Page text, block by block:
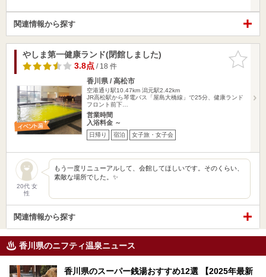
関連情報から探す
お気に入
りに追加
やしま第一健康ランド(閉館しました)
3.8点/ 18 件
香川県 / 高松市
空港通り駅10.47km 潟元駅2.42km
JR高松駅から琴電バス「屋島大橋線」で25分、健康ランド
フロント前下…
営業時間
入浴料金 ～
日帰り 宿泊 女子旅・女子会
20代 女
性
もう一度リニューアルして、会館してほしいです。そのくらい、
素敵な場所でした。✨️
関連情報から探す
香川県のニフティ温泉ニュース
香川県のスーパー銭湯おすすめ12選 【2025年最新